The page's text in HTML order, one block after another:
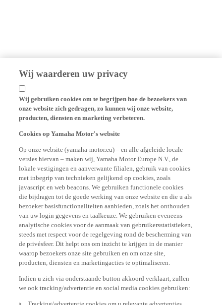
Wij waarderen uw privacy
Wij gebruiken cookies om te begrijpen hoe de bezoekers van
onze website zich gedragen, zo kunnen wij onze website,
producten, diensten en marketing verbeteren.
Cookies op Yamaha Motor's website
Op onze website (yamaha-motor.eu) – en alle afgeleide locale
versies hiervan – maken wij, Yamaha Motor Europe N.V., de
lokale vestigingen en aanverwante filialen, gebruik van cookies
met inbegrip van technieken gelijkend op cookies, zoals
javascript en web beacons. We gebruiken functionele cookies
die bijdragen tot de goede werking van onze website en die u als
bezoeker basisfunctionaliteiten aanbieden, zoals het onthouden
van uw login gegevens en taalkeuze. We gebruiken eveneens
analytische cookies voor de aanmaak van gebruikersstatistieken,
steeds met respect voor de regelgeving rond de bescherming van
de privésfeer. Dit helpt ons om inzicht te krijgen in de manier
waarop bezoekers onze site gebruiken en om onze site,
producten, diensten en marketingacties te optimaliseren.
Indien u zich via onderstaande button akkoord verklaart, zullen
we ook tracking/advertentie en social media cookies gebruiken:
Tracking/advertentie cookies om u relevante advertenties